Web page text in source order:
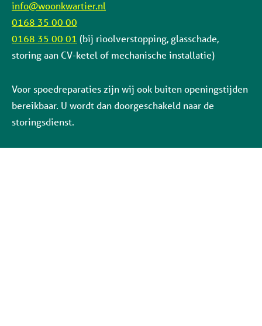
info@woonkwartier.nl
0168 35 00 00
0168 35 00 01 (bij rioolverstopping, glasschade,
storing aan CV-ketel of mechanische installatie)
Voor spoedreparaties zijn wij ook buiten openingstijden
bereikbaar. U wordt dan doorgeschakeld naar de
storingsdienst.